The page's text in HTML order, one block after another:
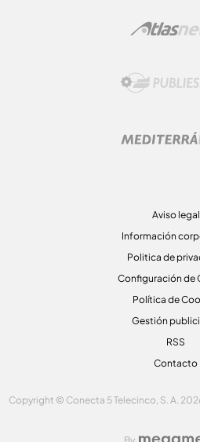
Aviso legal
Información
Politica de
Configuración de
Política de
Gestión
RSS
Contacto
Copyright © Conecta 5 Telecinco, S. A.
By